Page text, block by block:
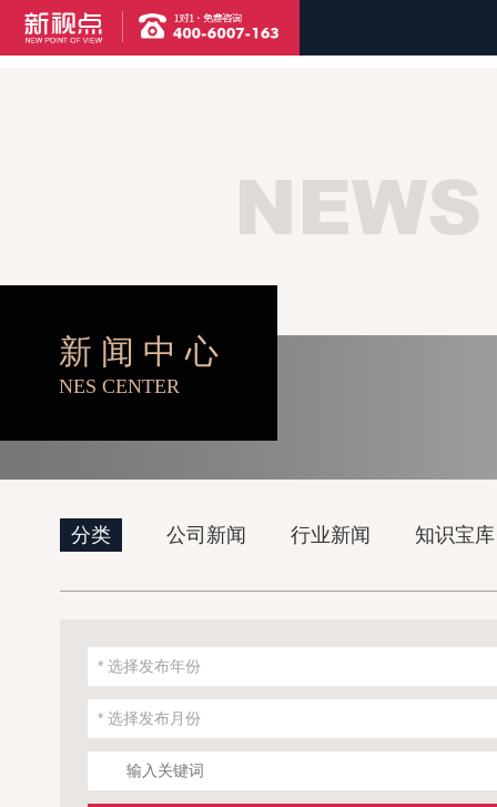
品牌设计 网络建设 视频制作
新 闻 中 心
NES CENTER
分类 公司新闻 行业新闻 知识宝库